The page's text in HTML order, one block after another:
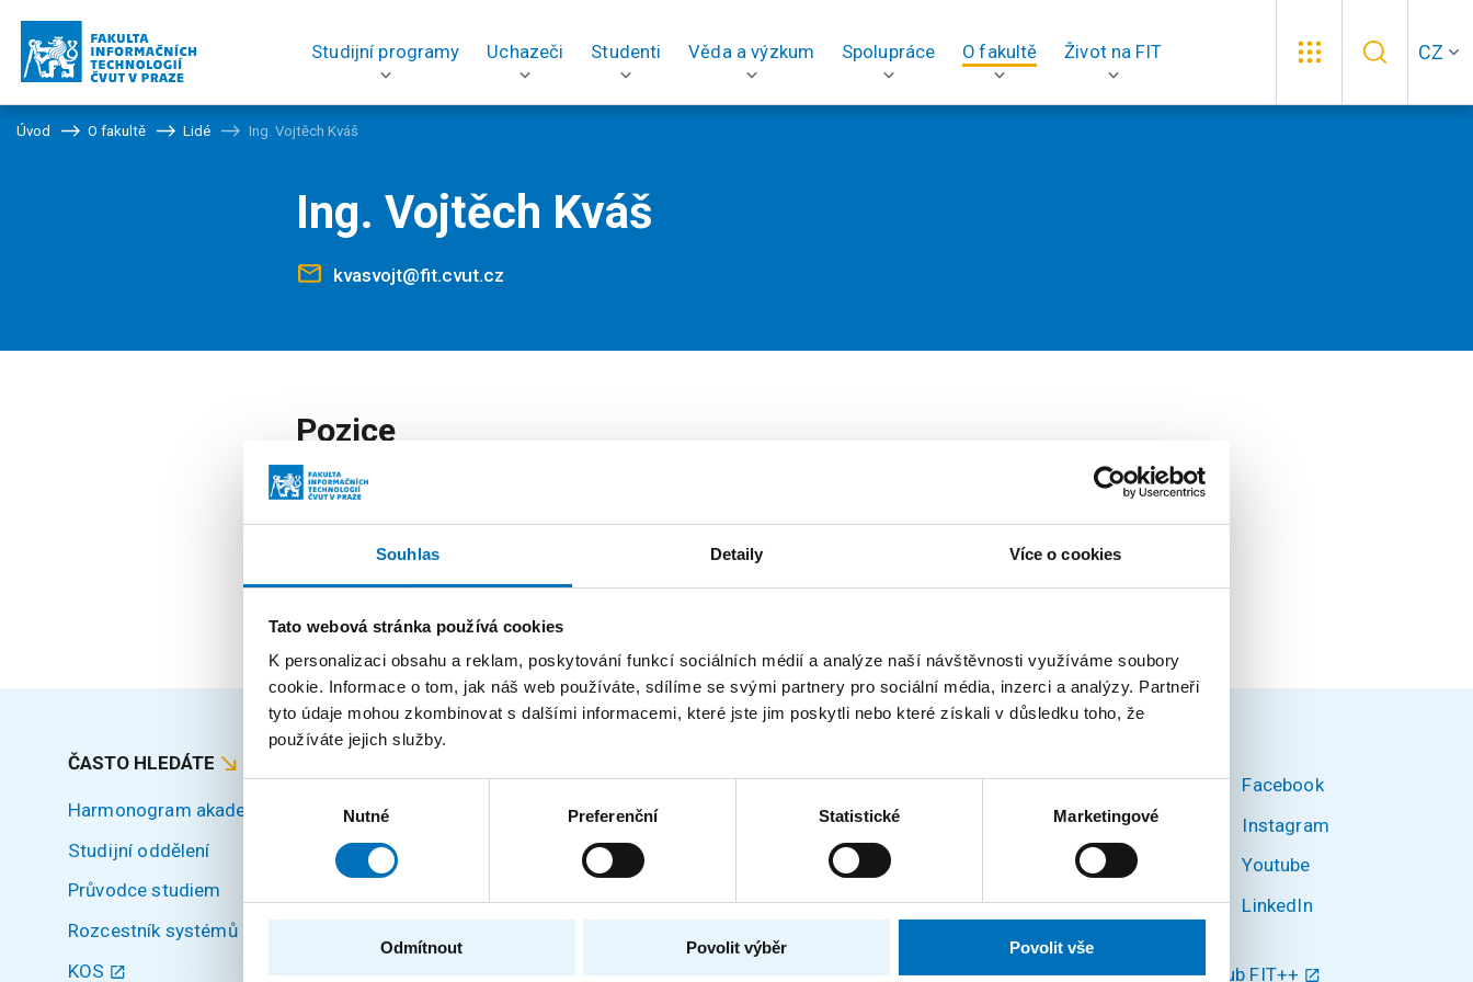
Souhlas Detaily Více o cookies
Tato webová stránka používá cookies
K personalizaci obsahu a reklam, poskytování funkcí sociálních médií a analýze naší návštěvnosti využíváme soubory
cookie. Informace o tom, jak náš web používáte, sdílíme se svými partnery pro sociální média, inzerci a analýzy. Partneři
tyto údaje mohou zkombinovat s dalšími informacemi, které jste jim poskytli nebo které získali v důsledku toho, že
používáte jejich služby.
souhlasu
Nutné Preferenční Statistické Marketingové
Odmítnout Povolit výběr Povolit vše
Studijní programy Uchazeči Studenti Věda a výzkum Spolupráce O fakultě Život na FIT CZ
Úvod O fakultě Lidé Ing. Vojtěch Kváš
Ing. Vojtěch Kváš
kvasvojt@fit.cvut.cz
Pozice
absolvent
externí učitel Katedra softwarového inženýrství
ČASTO HLEDÁTE
Harmonogram akademického roku
Studijní oddělení
Průvodce studiem
Rozcestník systémů
KOS
IČO: 68407700
České vysoké učení technické v
Praze
Dejvice, 16000 Praha 6
Facebook
Instagram
Youtube
LinkedIn
Klub FIT++